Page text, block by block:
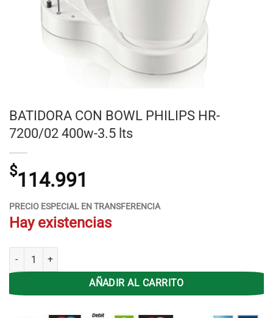
BATIDORA CON BOWL PHILIPS HR-
7200/02 400w-3.5 lts
$114.991
PRECIO ESPECIAL EN TRANSFERENCIA
Hay existencias
BATIDORA CON BOWL PHILIPS HR-7200/02 400w-3.5 lts cantidad
AÑADIR AL CARRITO